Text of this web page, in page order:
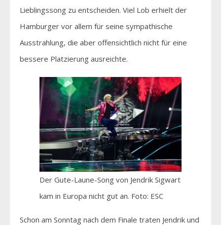
Lieblingssong zu entscheiden. Viel Lob erhielt der
Hamburger vor allem für seine sympathische
Ausstrahlung, die aber offensichtlich nicht für eine
bessere Platzierung ausreichte.
Der Gute-Laune-Song von Jendrik Sigwart
kam in Europa nicht gut an. Foto: ESC
Schon am Sonntag nach dem Finale traten Jendrik und